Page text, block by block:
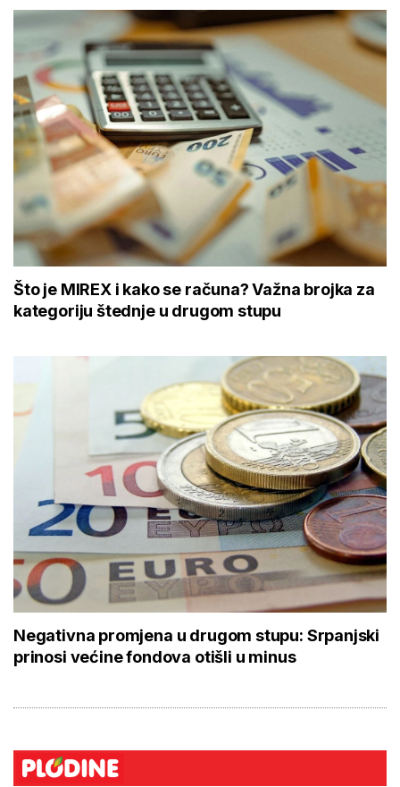
Što je MIREX i kako se računa? Važna brojka za
kategoriju štednje u drugom stupu
Negativna promjena u drugom stupu: Srpanjski
prinosi većine fondova otišli u minus